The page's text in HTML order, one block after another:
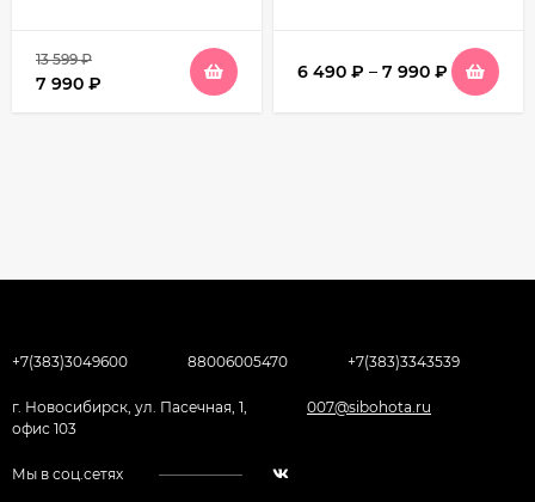
13 599₽
7 990 ₽
6 490 ₽ – 7 990 ₽
+7(383)3049600 88006005470 +7(383)3343539
г. Новосибирск, ул. Пасечная, 1,
офис 103
007@sibohota.ru
Мы в соц.сетях